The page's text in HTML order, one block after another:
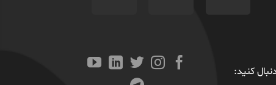
کنید: